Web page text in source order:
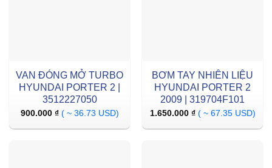
VAN ĐÓNG MỞ TURBO
HYUNDAI PORTER 2 |
3512227050
900.000 ₫ ( ~ 36.73 USD)
BƠM TAY NHIÊN LIỆU
HYUNDAI PORTER 2
2009 | 319704F101
1.650.000 ₫ ( ~ 67.35 USD)